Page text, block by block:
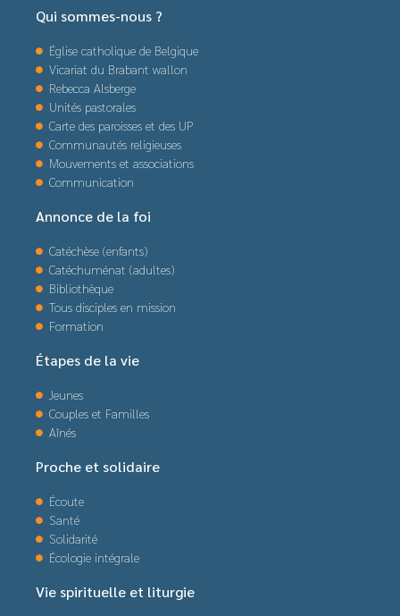
Qui sommes-nous ?
Église catholique de Belgique
Vicariat du Brabant wallon
Rebecca Alsberge
Unités pastorales
Carte des paroisses et des UP
Communautés religieuses
Mouvements et associations
Communication
Annonce de la foi
Catéchèse (enfants)
Catéchuménat (adultes)
Bibliothèque
Tous disciples en mission
Formation
Étapes de la vie
Jeunes
Couples et Familles
Aînés
Proche et solidaire
Écoute
Santé
Solidarité
Écologie intégrale
Vie spirituelle et liturgie